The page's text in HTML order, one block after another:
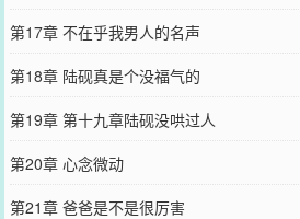
第17章 不在乎我男人的名声
第18章 陆砚真是个没福气的
第19章 第十九章陆砚没哄过人
第20章 心念微动
第21章 爸爸是不是很厉害